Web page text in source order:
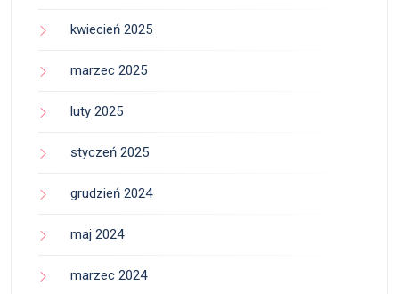
kwiecień 2025
marzec 2025
luty 2025
styczeń 2025
grudzień 2024
maj 2024
marzec 2024